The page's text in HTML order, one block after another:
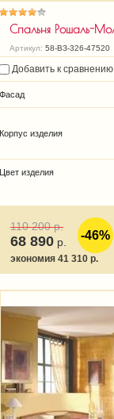
Спальня Рошаль-
Артикул: 58-ВЗ-326-47520
Добавить к сравнению
Фасад
Корпус изделия
Цвет изделия
-46%
110 200р.
68 890 р.
экономия 41 310 р.